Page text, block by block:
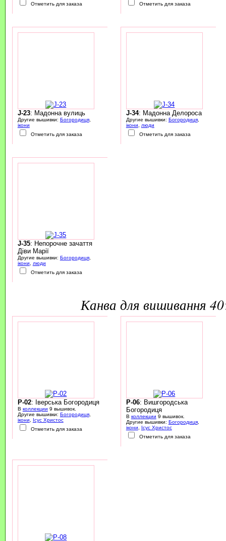
Отметить для заказа
Отметить для заказа
J-23: Мадонна вулиць
Другие вышивки: Богородиця,
ікони
Отметить для заказа
J-34: Мадонна Делороса
Другие вышивки: Богородиця,
ікони
люди
Отметить для заказа
J-35: Непорочне зачаття
Діви Марії
Другие вышивки: Богородиця,
ікони
люди
Отметить для заказа
канва для вишивання
P-02: Іверська Богородиця
В коллекции 9 вышивок.
Другие вышивки: Богородиця,
ікони
Ісус Христос
Отметить для заказа
P-06: Вишгородська
Богородиця
В коллекции 9 вышивок.
Другие вышивки: Богородиця,
ікони
Ісус Христос
Отметить для заказа